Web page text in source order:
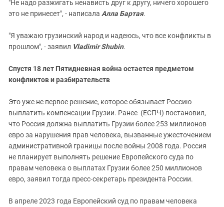
"Не надо разжигать ненависть друг к другу, ничего хорошего
это не принесет", - написала Алла Бартая.
"Я уважаю грузинский народ и надеюсь, что все конфликты в
прошлом", - заявил Vladimir Shubin.
Спустя 18 лет Пятидневная война остается предметом
конфликтов и разбирательств
Это уже не первое решение, которое обязывает Россию
выплатить компенсации Грузии. Ранее (ЕСПЧ) постановил,
что Россия должна выплатить Грузии более 253 миллионов
евро за нарушения прав человека, вызванные ужесточением
административной границы после войны 2008 года. Россия
не планирует выполнять решение Европейского суда по
правам человека о выплатах Грузии более 250 миллионов
евро, заявил тогда пресс-секретарь президента России.
В апреле 2023 года Европейский суд по правам человека